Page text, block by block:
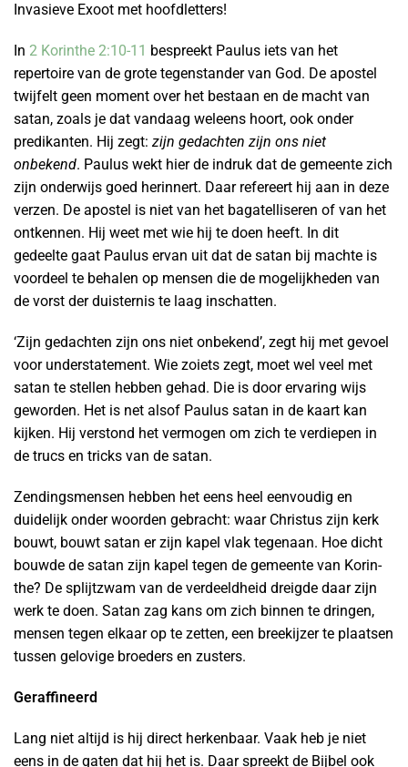
Invasieve Exoot met hoofdletters!
In 2 Korinthe 2:10-11 bespreekt Paulus iets van het
repertoire van de grote tegenstander van God. De apostel
twijfelt geen moment over het bestaan en de macht van
satan, zoals je dat vandaag weleens hoort, ook onder
predikanten. Hij zegt: zijn gedachten zijn ons niet
onbekend. Paulus wekt hier de indruk dat de gemeente zich
zijn onderwijs goed herinnert. Daar refereert hij aan in deze
verzen. De apostel is niet van het bagatelliseren of van het
ontkennen. Hij weet met wie hij te doen heeft. In dit
gedeelte gaat Paulus ervan uit dat de satan bij machte is
voordeel te behalen op mensen die de mogelijkheden van
de vorst der duisternis te laag inschatten.
‘Zijn gedachten zijn ons niet onbekend’, zegt hij met gevoel
voor understatement. Wie zoiets zegt, moet wel veel met
satan te stellen hebben gehad. Die is door erva­ring wijs
geworden. Het is net alsof Paulus satan in de kaart kan
kijken. Hij verstond het vermogen om zich te verdiepen in
de trucs en tricks van de satan.
Zendingsmensen hebben het eens heel eenvoudig en
duidelijk onder woorden gebracht: waar Christus zijn kerk
bouwt, bouwt satan er zijn kapel vlak tegenaan. Hoe dicht
bouwde de satan zijn kapel tegen de gemeente van Korin­
the? De splijtzwam van de verdeeldheid dreigde daar zijn
werk te doen. Satan zag kans om zich binnen te dringen,
mensen tegen elkaar op te zetten, een breekijzer te plaatsen
tussen gelovige broeders en zusters.
Geraffineerd
Lang niet altijd is hij direct herkenbaar. Vaak heb je niet
eens in de gaten dat hij het is. Daar spreekt de Bijbel ook